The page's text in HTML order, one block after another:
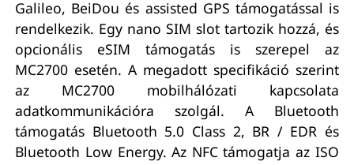
Galileo, BeiDou és assisted GPS támogatással is
rendelkezik. Egy nano SIM slot tartozik hozzá, és
opcionális eSIM támogatás is szerepel az
MC2700 esetén. A megadott specifikáció szerint
az MC2700 mobilhálózati kapcsolata
adatkommunikációra szolgál. A Bluetooth
támogatás Bluetooth 5.0 Class 2, BR / EDR és
Bluetooth Low Energy. Az NFC támogatja az ISO